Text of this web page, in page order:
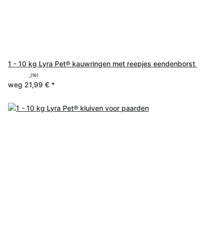
1 - 10 kg Lyra Pet® kauwringen met reepjes eendenborst
(16)
weg 21,99 € *